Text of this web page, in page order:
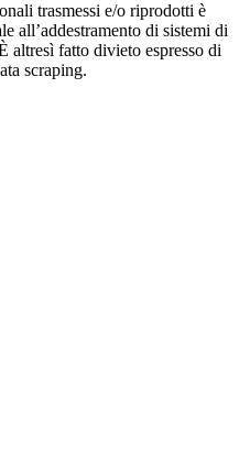
trasmessi e/o riprodotti è
all’addestramento di sistemi di
altresì fatto divieto espresso di
scraping.